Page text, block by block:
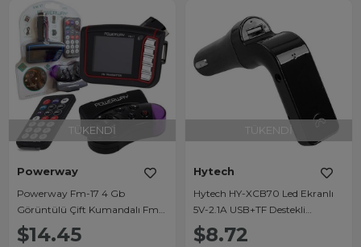
TÜKENDI
Powerway
Powerway Fm-17 4 Gb
Görüntülü Çift Kumandalı Fm
Transmıtter
$14.45
TÜKENDI
Hytech
Hytech HY-XCB70 Led Ekranlı
5V-2.1A USB+TF Destekli
Bluetooth FM Transmitter
$8.72